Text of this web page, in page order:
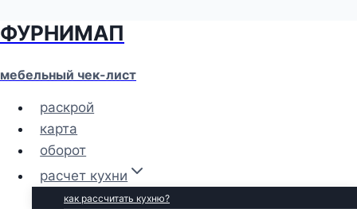
Перейти
содержимому
ФУРНИМАП
мебельный чек-лист
раскрой
карта
оборот
расчет кухни
как рассчитать кухню?